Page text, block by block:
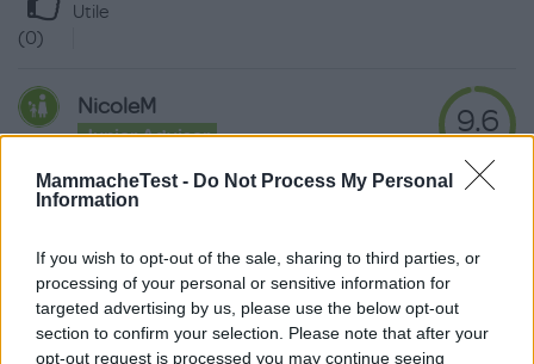
MammacheTest - Do Not Process My Personal
Information
If you wish to opt-out of the sale, sharing to third parties, or
processing of your personal or sensitive information for
targeted advertising by us, please use the below opt-out
section to confirm your selection. Please note that after your
opt-out request is processed you may continue seeing
Utile
(0)
NicoleM
Junior Advisor
«Must have bagnetto»
28.09.25
9.6
su 10
delicato sulla pelle e poco schium...continua a leggere
Utile
0)